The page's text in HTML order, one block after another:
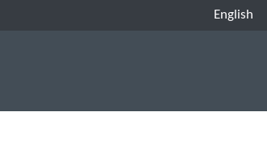
English